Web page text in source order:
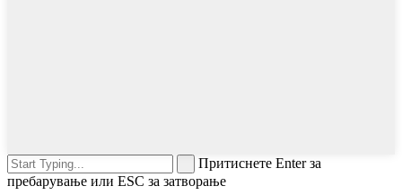
Притиснете Enter за
пребарување или ESC за затворање